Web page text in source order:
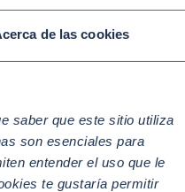
de las cookies
saber que este sitio utiliza
son esenciales para
entender el uso que le
te gustaría permitir
C/ Cristobal
Derecha,
(+34)91